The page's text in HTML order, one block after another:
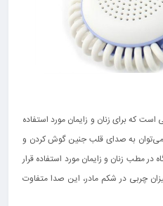
که برای زنان و زایمان مورد استفاده
می‌توان به صدای قلب جنین گوش کردن و
در مطب زنان و زایمان مورد استفاده قرار
چربی در شکم مادر، این صدا متفاوت